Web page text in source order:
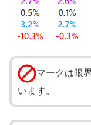
マークは限
います。